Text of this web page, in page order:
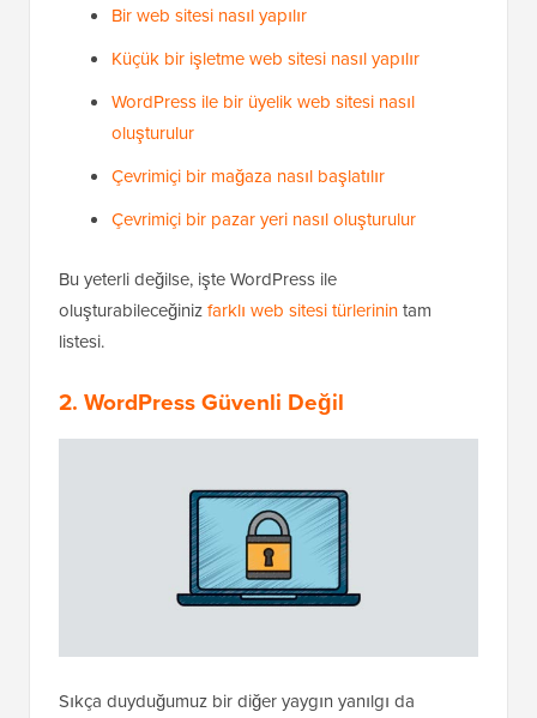
Bir web sitesi nasıl yapılır
Küçük bir işletme web sitesi nasıl yapılır
WordPress ile bir üyelik web sitesi nasıl
oluşturulur
Çevrimiçi bir mağaza nasıl başlatılır
Çevrimiçi bir pazar yeri nasıl oluşturulur
Bu yeterli değilse, işte WordPress ile
oluşturabileceğinizfarklı web sitesi türlerinintam
listesi.
2. WordPress Güvenli Değil
Sıkça duyduğumuz bir diğer yaygın yanılgı da